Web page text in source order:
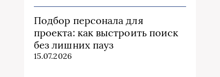
Подбор персонала для
проекта: как выстроить поиск
без лишних пауз
15.07.2026